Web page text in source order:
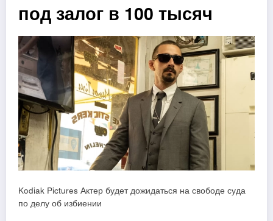
под залог в 100 тысяч
Kodiak Pictures Актер будет дожидаться на свободе суда
по делу об избиении